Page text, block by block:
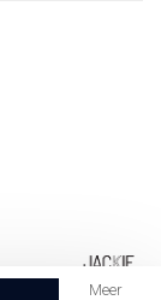
Meer